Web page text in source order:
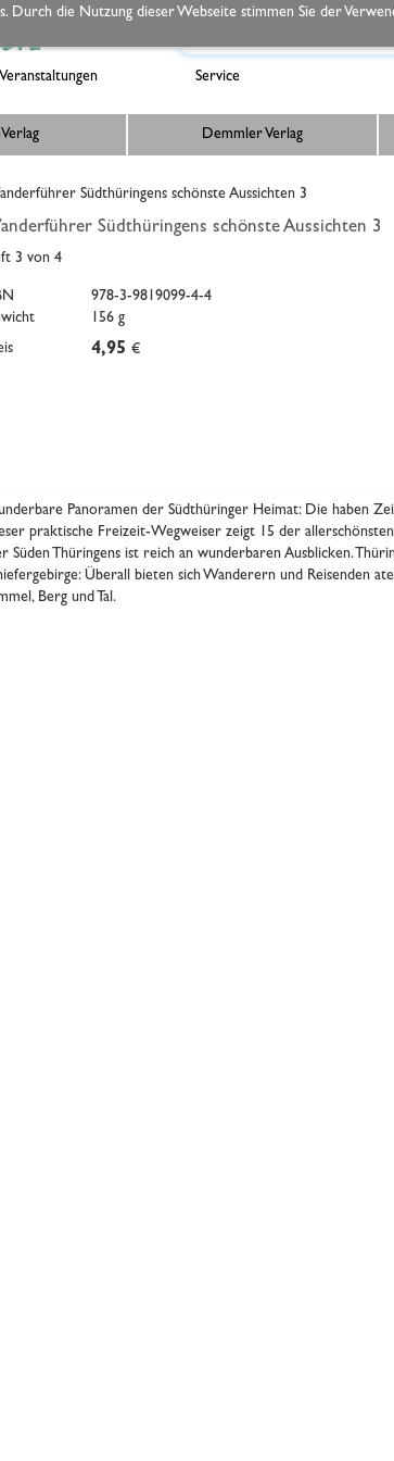
Durch die Nutzung dieser Webseite stimmen Sie der
Demmler Verlag
Veranstaltungen Service
Südthüringens schönste Aussichten 3
Südthüringens schönste Aussichten 3
3 von 4
978-3-9819099-4-4
156 g
4,95 €
Panoramen der Südthüringer Heimat: Die haben
praktische Freizeit-Wegweiser zeigt 15 der
Süden Thüringens ist reich an wunderbaren Ausblicken.
Überall bieten sich Wanderern und Reisenden
Berg und Tal.